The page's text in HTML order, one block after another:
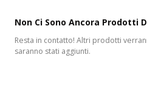
Non Ci Sono Ancora Prodotti
Resta in contatto! Altri prodotti
saranno stati aggiunti.